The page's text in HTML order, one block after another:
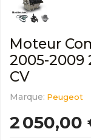
Moteur
2005-2009
CV
Marque: Peugeot
2 050,00